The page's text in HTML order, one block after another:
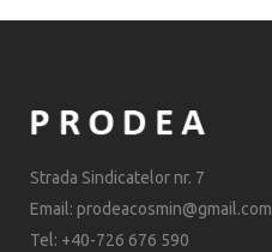
Strada Sindicatelor nr. 7
Email: prodeacosmin@gmail.com
Tel: +40-726 676 590